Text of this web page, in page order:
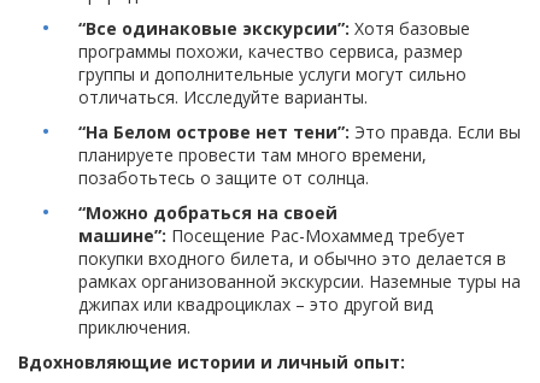
“Все одинаковые экскурсии”: Хотя базовые
программы похожи, качество сервиса, размер
группы и дополнительные услуги могут сильно
отличаться. Исследуйте варианты.
“На Белом острове нет тени”: Это правда. Если вы
планируете провести там много времени,
позаботьтесь о защите от солнца.
“Можно добраться на своей
машине”: Посещение Рас-Мохаммед требует
покупки входного билета, и обычно это делается в
рамках организованной экскурсии. Наземные туры на
джипах или квадроциклах – это другой вид
приключения.
Вдохновляющие истории и личный опыт: